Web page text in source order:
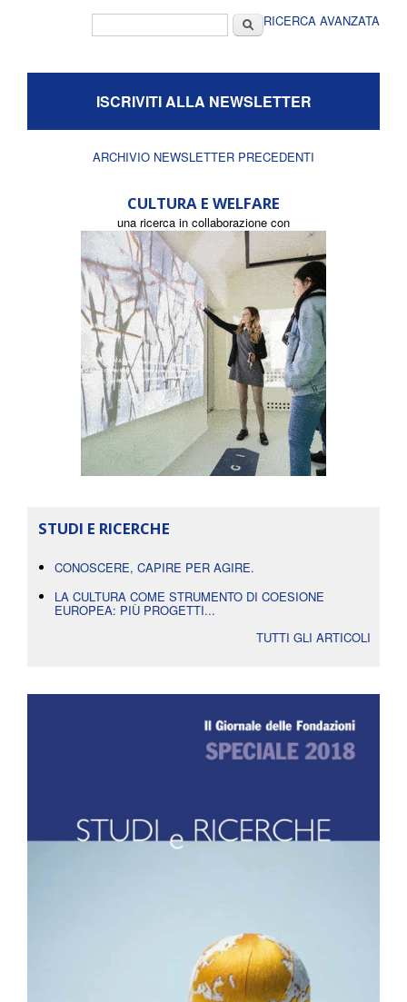
CercaRICERCA AVANZATA
ISCRIVITI ALLA NEWSLETTER
ARCHIVIO NEWSLETTER PRECEDENTI
CULTURA E WELFARE
una ricerca in collaborazione con
STUDI E RICERCHE
CONOSCERE, CAPIRE PER AGIRE.
LA CULTURA COME STRUMENTO DI COESIONE
EUROPEA: PIÙ PROGETTI...
TUTTI GLI ARTICOLI